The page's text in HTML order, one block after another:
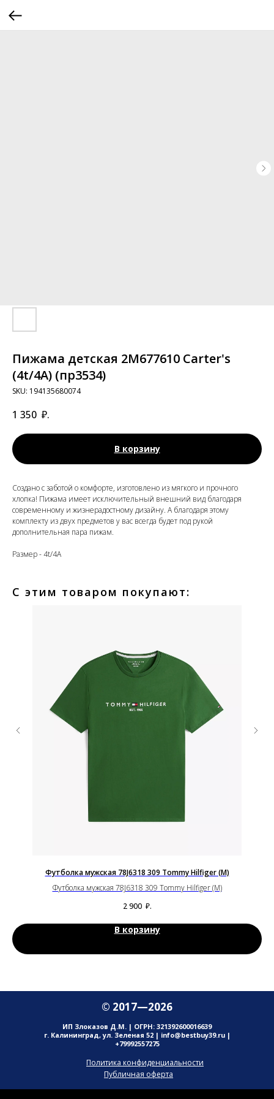
Пижама детская 2M677610 Carter's
(4t/4A) (пр3534)
SKU: 194135680074
1 350 ₽.
В корзину
Cоздано с заботой о комфорте, изготовлено из мягкого и прочного
хлопка! Пижама имеет исключительный внешний вид благодаря
современному и жизнерадостному дизайну. А благодаря этому
комплекту из двух предметов у вас всегда будет под рукой
дополнительная пара пижам.
Размер - 4t/4A
С этим товаром покупают:
Футболка мужская 78J6318 309 Tommy Hilfiger (M)
Футболка мужская 78J6318 309 Tommy Hilfiger (M)
2 900 ₽.
В корзину
© 2017—2026
ИП Злоказов Д.М. | ОГРН: 321392600016639
г. Калининград, ул. Зеленая 52 | info@bestbuy39.ru |
+79992557275
Политика конфиденциальности
Публичная оферта